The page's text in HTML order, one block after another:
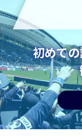
初めて